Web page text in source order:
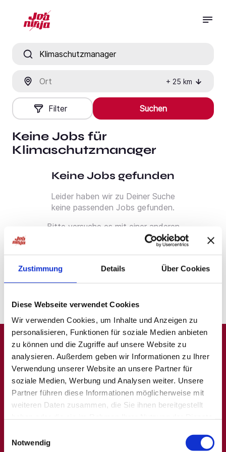
Zustimmung Details Über Cookies
Diese Webseite verwendet Cookies
Wir verwenden Cookies, um Inhalte und Anzeigen zu
personalisieren, Funktionen für soziale Medien anbieten
zu können und die Zugriffe auf unsere Website zu
analysieren. Außerdem geben wir Informationen zu Ihrer
Verwendung unserer Website an unsere Partner für
soziale Medien, Werbung und Analysen weiter. Unsere
Partner führen diese Informationen möglicherweise mit
weiteren Daten zusammen, die Sie ihnen bereitgestellt
Notwendig
+ 25 km
Filter Suchen
Keine Jobs für
Klimaschutzmanager
Keine Jobs gefunden
Leider haben wir zu Deiner Suche
keine passenden Jobs gefunden.
Bitte versuche es mit einer anderen
probiere unsere "Jobsuche andersrum"
A B C D E F G H I J K L M N O P Q
R S T U V W X Y Z 0-9